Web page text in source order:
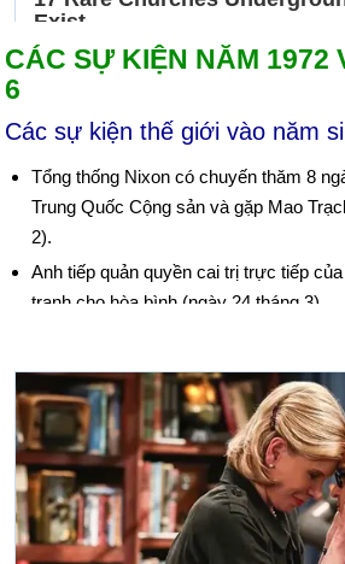
CÁC SỰ KIỆN NĂM 1972
6
Các sự kiện thế giới vào năm
Tổng thống Nixon có chuyến thăm 8
Trung Quốc Cộng sản và gặp Mao
2).
Anh tiếp quản quyền cai trị trực tiếp
tranh cho hòa bình (ngày 24 tháng 3).
Mười một vận động viên Israel tại Thế
Munich bị giết sau khi tám thành viên
Ả Rập xâm nhập Làng Olympic; 5 du
cũng bị giết (ngày 5 tháng 9).
Nixon ra lệnh "ném bom Giáng sinh"
(tháng 12). Bối cảnh: Chiến tranh Việt
Ngày sinh Molly Parker (14-6)